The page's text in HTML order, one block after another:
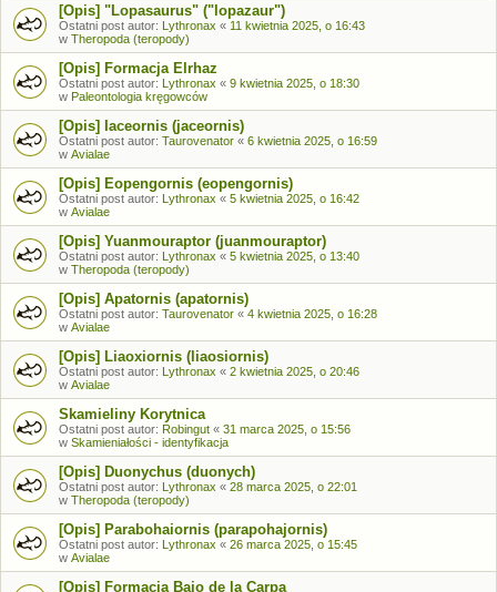
[Opis] "Lopasaurus" ("lopazaur")
Ostatni post autor: Lythronax « 11 kwietnia 2025, o 16:43
w Theropoda (teropody)
[Opis] Formacja Elrhaz
Ostatni post autor: Lythronax « 9 kwietnia 2025, o 18:30
w Paleontologia kręgowców
[Opis] Iaceornis (jaceornis)
Ostatni post autor: Taurovenator « 6 kwietnia 2025, o 16:59
w Avialae
[Opis] Eopengornis (eopengornis)
Ostatni post autor: Lythronax « 5 kwietnia 2025, o 16:42
w Avialae
[Opis] Yuanmouraptor (juanmouraptor)
Ostatni post autor: Lythronax « 5 kwietnia 2025, o 13:40
w Theropoda (teropody)
[Opis] Apatornis (apatornis)
Ostatni post autor: Taurovenator « 4 kwietnia 2025, o 16:28
w Avialae
[Opis] Liaoxiornis (liaosiornis)
Ostatni post autor: Lythronax « 2 kwietnia 2025, o 20:46
w Avialae
Skamieliny Korytnica
Ostatni post autor: Robingut « 31 marca 2025, o 15:56
w Skamieniałości - identyfikacja
[Opis] Duonychus (duonych)
Ostatni post autor: Lythronax « 28 marca 2025, o 22:01
w Theropoda (teropody)
[Opis] Parabohaiornis (parapohajornis)
Ostatni post autor: Lythronax « 26 marca 2025, o 15:45
w Avialae
[Opis] Formacja Bajo de la Carpa